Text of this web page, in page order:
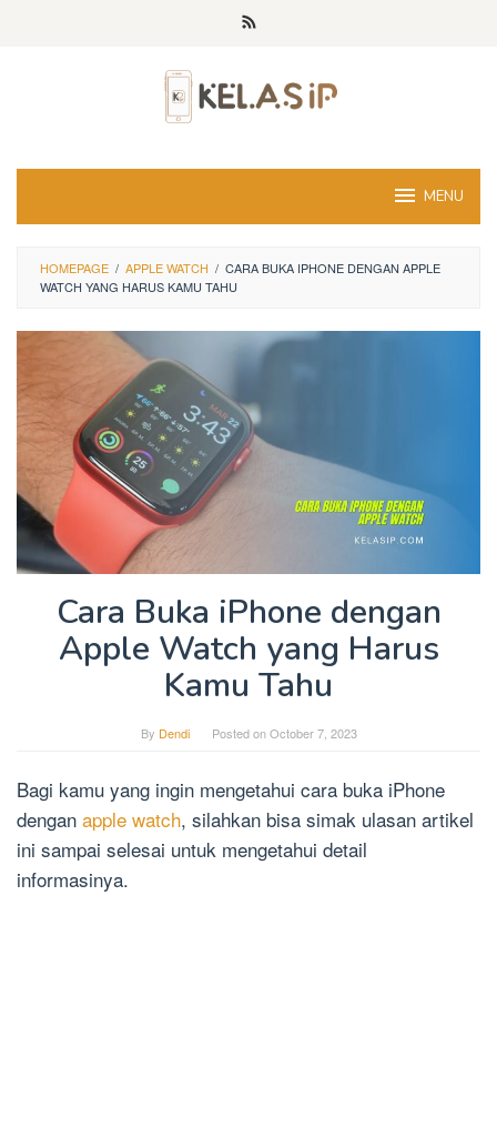
MENU
HOMEPAGE / APPLE WATCH / CARA BUKA IPHONE DENGAN APPLE
WATCH YANG HARUS KAMU TAHU
Cara Buka iPhone dengan
Apple Watch yang Harus
Kamu Tahu
By Dendi Posted onOctober 7, 2023
Bagi kamu yang ingin mengetahui cara buka iPhone
dengan apple watch, silahkan bisa simak ulasan artikel
ini sampai selesai untuk mengetahui detail
informasinya.